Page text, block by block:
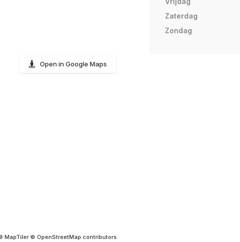
MapTiler © OpenStreetMap contributors
Open in Google Maps
Zaterdag
Zondag